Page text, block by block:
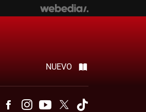
NUEVO
TelegramFacebookInstagramYoutubeTwitter